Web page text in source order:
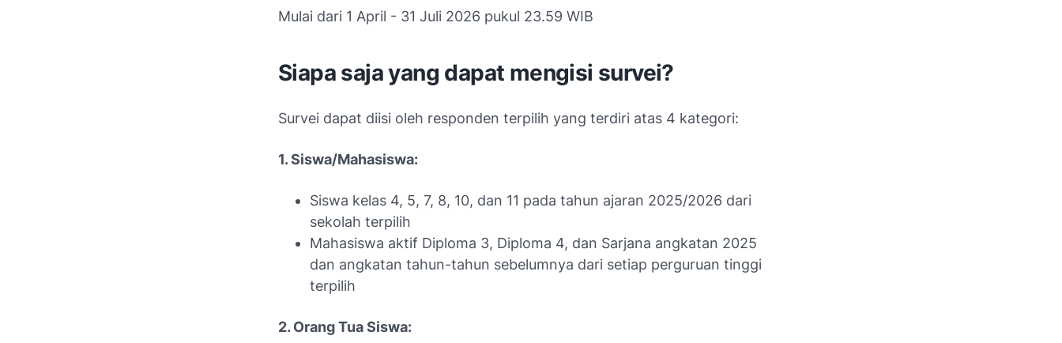
Mulai dari 1 April - 31 Juli 2026 pukul 23.59 WIB
Siapa saja yang dapat mengisi survei?
Survei dapat diisi oleh responden terpilih yang terdiri atas 4 kategori:
1. Siswa/Mahasiswa:
Siswa kelas 4, 5, 7, 8, 10, dan 11 pada tahun ajaran 2025/2026 dari
sekolah terpilih
Mahasiswa aktif Diploma 3, Diploma 4, dan Sarjana angkatan 2025
dan angkatan tahun-tahun sebelumnya dari setiap perguruan tinggi
terpilih
2. Orang Tua Siswa: